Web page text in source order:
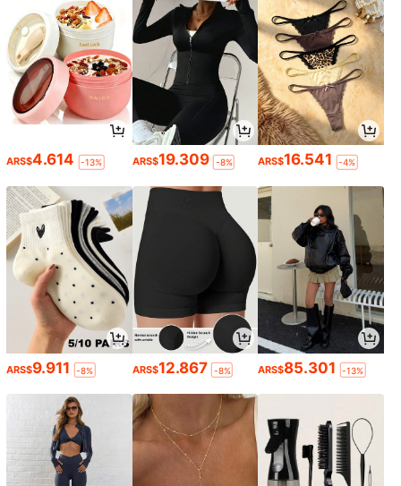
ARS$4.614 -13% ARS$19.309 -8% ARS$16.541 -4%
ARS$9.911 -8% ARS$12.867 -8% ARS$85.301 -13%